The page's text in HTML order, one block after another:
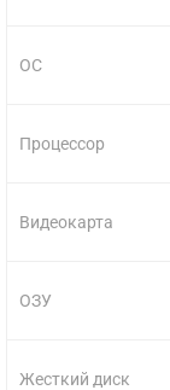
ОС
Процессор
Видеокарта
ОЗУ
Жесткий диск